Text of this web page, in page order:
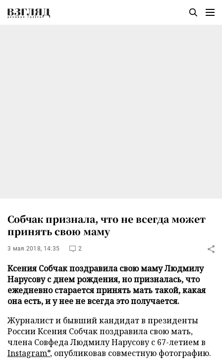
Собчак признала, что не всегда может
принять свою маму
3 мая 2018, 14:35 2
Ксения Собчак поздравила свою маму Людмилу
Нарусову с днем рождения, но призналась, что
ежедневно старается принять мать такой, какая
она есть, и у нее не всегда это получается.
Журналист и бывший кандидат в президенты
России Ксения Собчак поздравила свою мать,
члена Совфеда Людмилу Нарусову с 67-летием в
Instagram*, опубликовав совместную фотографию.